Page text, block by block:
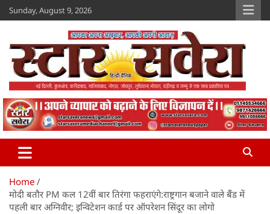
Skip
to
Sunday, August 9, 2026
Star Savera
www.starsavera.com
Home
मोदी बतौर PM कल 12वीं बार तिरंगा फहराएंगे:राष्ट्रगान बजाने वाले बैंड में
पहली बार अग्निवीर; इन्विटेशन कार्ड पर ऑपरेशन सिंदूर का लोगो